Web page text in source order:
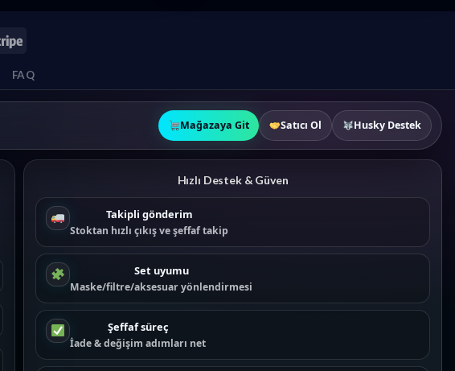
FAQ
Mağazaya Git Satıcı Ol Husky Destek
Hızlı Destek & Güven
Takipli gönderim
Stoktan hızlı çıkış ve şeffaf takip
Set uyumu
Maske/filtre/aksesuar yönlendirmesi
Şeffaf süreç
İade & değişim adımları net